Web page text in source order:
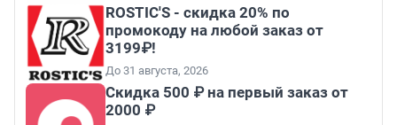
ROSTIC'S - скидка 20% по
промокоду на любой заказ от
3199₽!
До 31 августа, 2026
Скидка 500 ₽ на первый заказ от
2000 ₽